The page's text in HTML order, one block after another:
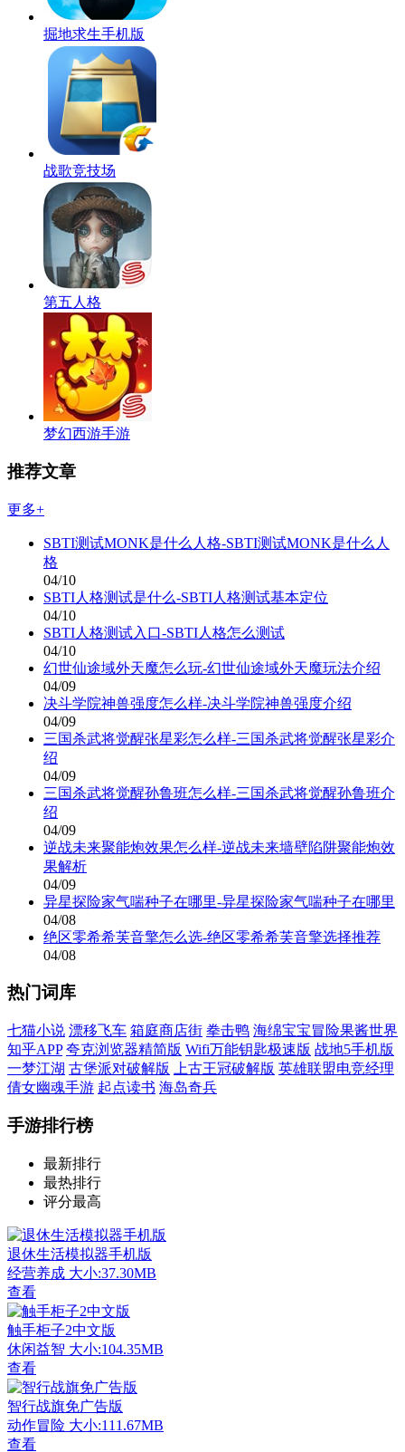
掘地求生手机版
战歌竞技场
第五人格
梦幻西游手游
推荐文章
更多+
SBTI测试MONK是什么人格-SBTI测试MONK是什么人
格
04/10
SBTI人格测试是什么-SBTI人格测试基本定位
04/10
SBTI人格测试入口-SBTI人格怎么测试
04/10
幻世仙途域外天魔怎么玩-幻世仙途域外天魔玩法介绍
04/09
决斗学院神兽强度怎么样-决斗学院神兽强度介绍
04/09
三国杀武将觉醒张星彩怎么样-三国杀武将觉醒张星彩介
绍
04/09
三国杀武将觉醒孙鲁班怎么样-三国杀武将觉醒孙鲁班介
绍
04/09
逆战未来聚能炮效果怎么样-逆战未来墙壁陷阱聚能炮效
果解析
04/09
异星探险家气喘种子在哪里-异星探险家气喘种子在哪里
04/08
绝区零希希芙音擎怎么选-绝区零希希芙音擎选择推荐
04/08
热门词库
七猫小说 漂移飞车 箱庭商店街 拳击鸭 海绵宝宝冒险果酱世界
知乎APP 夸克浏览器精简版 Wifi万能钥匙极速版 战地5手机版
一梦江湖 古堡派对破解版 上古王冠破解版 英雄联盟电竞经理
倩女幽魂手游 起点读书 海岛奇兵
手游排行榜
最新排行
最热排行
评分最高
退休生活模拟器手机版
经营养成 大小:37.30MB
查看
触手柜子2中文版
休闲益智 大小:104.35MB
查看
智行战旗免广告版
动作冒险 大小:111.67MB
查看